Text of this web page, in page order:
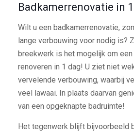
Badkamerrenovatie in
Wilt u een badkamerrenovatie,
lange verbouwing voor nodig is?
breekwerk is het mogelijk om
renoveren in 1 dag! U ziet niet
vervelende verbouwing, waarbij
veel lawaai. In plaats daarvan
van een opgeknapte badruimte!
Het tegenwerk blijft bijvoorbeeld